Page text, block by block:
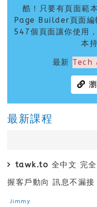
酷！只要有頁面範
Page Builder頁面編
547個頁面讓你使用
本
最新 Tech
最新課程
tawk.to 全中文 完
握客戶動向 訊息不漏接
Jimmy